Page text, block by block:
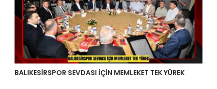
BALIKESİRSPOR SEVDASI İÇİN MEMLEKET TEK YÜREK